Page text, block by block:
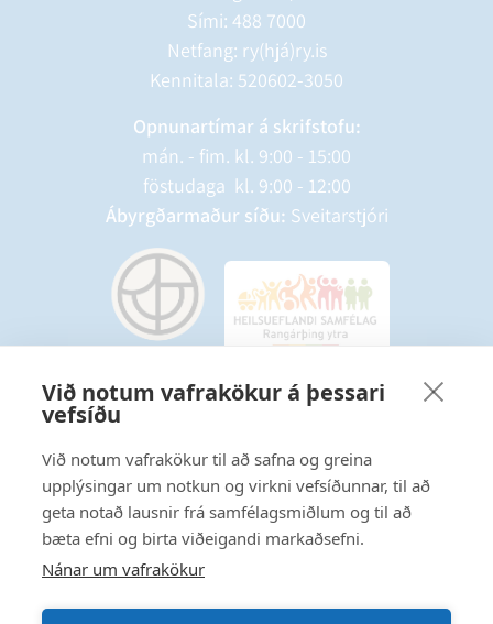
Við notum vafrakökur á þessari
vefsíðu
Við notum vafrakökur til að safna og greina
upplýsingar um notkun og virkni vefsíðunnar, til að
geta notað lausnir frá samfélagsmiðlum og til að
bæta efni og birta viðeigandi markaðsefni.
Nánar um vafrakökur
Sími: 488 7000
Netfang: ry(hjá)ry.is
Kennitala: 520602-3050
Opnunartímar á skrifstofu:
mán. - fim. kl. 9:00 - 15:00
föstudaga kl. 9:00 - 12:00
Ábyrgðarmaður síðu: Sveitarstjóri
Starfsmannavefur
Hafðu samband
Ritstjórnarstefna
Fylgstu með á Facebook